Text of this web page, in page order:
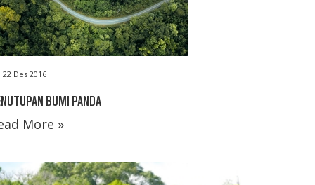
22 Des 2016
BUMI PANDA
More »